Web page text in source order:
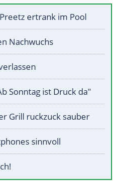
ertrank im Pool
Nachwuchs
Sonntag ist Druck da"
Grill ruckzuck sauber
sinnvoll